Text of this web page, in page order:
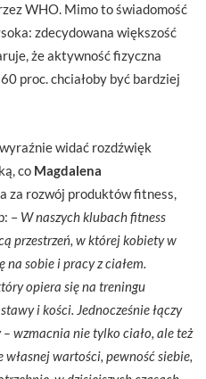
WHO. Mimo to świadomość
zdecydowana większość
że aktywność fizyczna
proc. chciałoby być bardziej
widać rozdźwięk
co Magdalena
za rozwój produktów fitness,
– W naszych klubach fitness
przestrzeń, w której kobiety w
sobie i pracy z ciałem.
opiera się na treningu
i kości. Jednocześnie łączy
wzmacnia nie tylko ciało, ale też
wartości, pewność siebie,